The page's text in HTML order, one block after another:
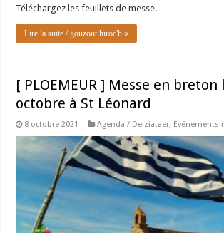
Téléchargez les feuillets de messe.
Lire la suite / gouzout hiroc'h »
[ PLOEMEUR ] Messe en breton
octobre à St Léonard
8 octobre 2021 Agenda / Deiziataer, Événements